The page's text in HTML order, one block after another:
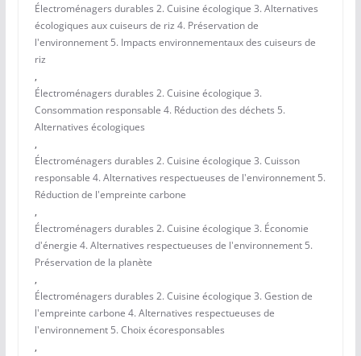
Électroménagers durables 2. Cuisine écologique 3. Alternatives
écologiques aux cuiseurs de riz 4. Préservation de
l'environnement 5. Impacts environnementaux des cuiseurs de
riz
,
Électroménagers durables 2. Cuisine écologique 3.
Consommation responsable 4. Réduction des déchets 5.
Alternatives écologiques
,
Électroménagers durables 2. Cuisine écologique 3. Cuisson
responsable 4. Alternatives respectueuses de l'environnement 5.
Réduction de l'empreinte carbone
,
Électroménagers durables 2. Cuisine écologique 3. Économie
d'énergie 4. Alternatives respectueuses de l'environnement 5.
Préservation de la planète
,
Électroménagers durables 2. Cuisine écologique 3. Gestion de
l'empreinte carbone 4. Alternatives respectueuses de
l'environnement 5. Choix écoresponsables
,